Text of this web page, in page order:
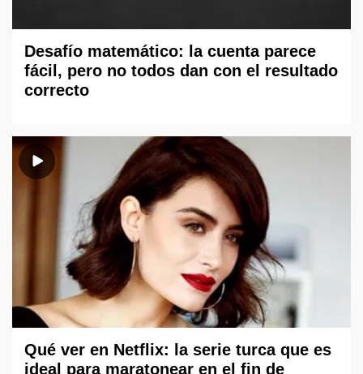
Desafío matemático: la cuenta parece
fácil, pero no todos dan con el resultado
correcto
Qué ver en Netflix: la serie turca que es
ideal para maratonear en el fin de